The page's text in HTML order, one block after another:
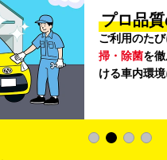
登録から4
快適な車両
加料金は0